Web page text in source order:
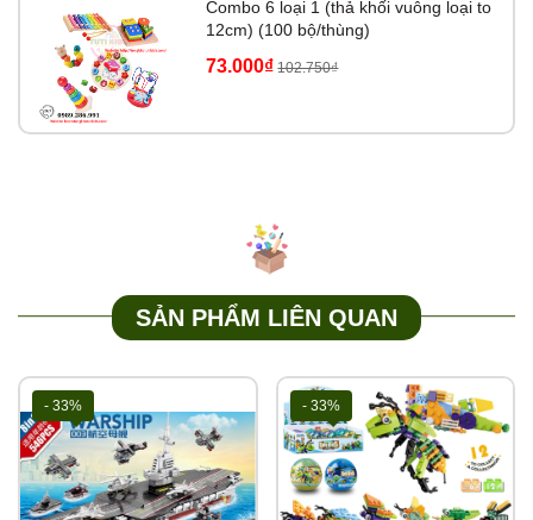
Combo 6 loại 1 (thả khối vuông loại to
12cm) (100 bộ/thùng)
73.000₫ 102.750₫
SẢN PHẨM LIÊN QUAN
- 33% - 33%